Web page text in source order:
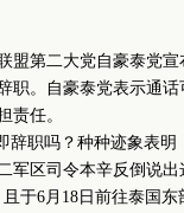
第二大党自豪泰党宣
职。自豪泰党表示通
责任。
职吗？种种迹象表明
军区司令本辛反倒说
于6月18日前往泰国